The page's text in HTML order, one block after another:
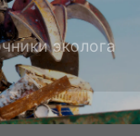
эколога